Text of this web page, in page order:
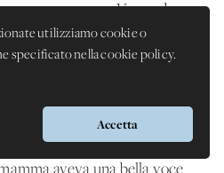
utilizziamo cookie o
specificato nella cookie policy.
Accetta
a casa, sempre. Vengo da
fratelli. In questi ultimi
ho mia sorella che
in cui ho imparatola fede, e
Mi ricordo
qualcuno dei miei fratelli
aveva una bella voce